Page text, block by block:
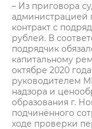
– Из приговора
администрацией
контракт с
рублей. В
подрядчик
капитальному
октябре 2020
руководителем
надзора и
образования г.
подчинённого
ходе проверки